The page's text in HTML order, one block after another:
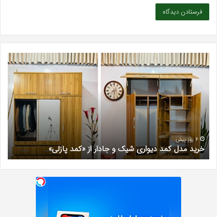
خرید
مدل
دیواری
شیک
جادار
از
«کمد
پازلی»
4 روز پیش
خرید مدل کمد دیواری شیک و جادار از «کمد پازلی»
در